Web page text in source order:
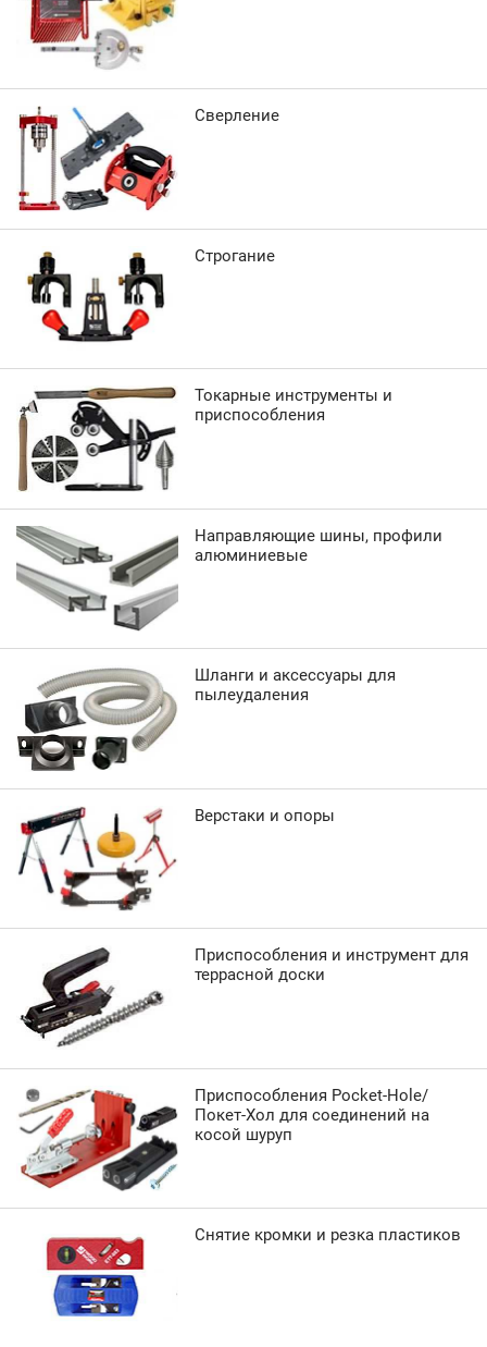
Сверление
Строгание
Токарные инструменты и
приспособления
Направляющие шины, профили
алюминиевые
Шланги и аксессуары для
пылеудаления
Верстаки и опоры
Приспособления и инструмент для
террасной доски
Приспособления Pocket-Hole/
Покет-Хол для соединений на
косой шуруп
Снятие кромки и резка пластиков